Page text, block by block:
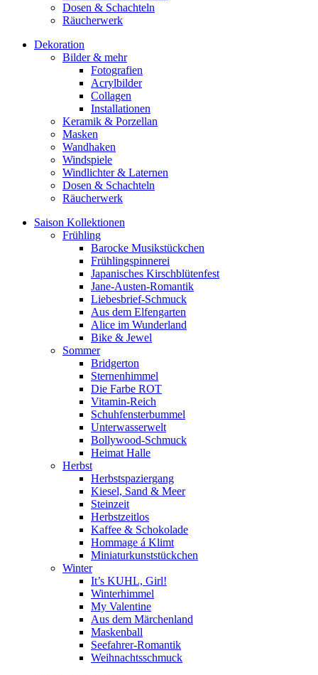
Dosen & Schachteln
Räucherwerk
Dekoration
Bilder & mehr
Fotografien
Acrylbilder
Collagen
Installationen
Keramik & Porzellan
Masken
Wandhaken
Windspiele
Windlichter & Laternen
Dosen & Schachteln
Räucherwerk
Saison Kollektionen
Frühling
Barocke Musikstückchen
Frühlingspinnerei
Japanisches Kirschblütenfest
Jane-Austen-Romantik
Liebesbrief-Schmuck
Aus dem Elfengarten
Alice im Wunderland
Bike & Jewel
Sommer
Bridgerton
Sternenhimmel
Die Farbe ROT
Vitamin-Reich
Schuhfensterbummel
Unterwasserwelt
Bollywood-Schmuck
Heimat Halle
Herbst
Herbstspaziergang
Kiesel, Sand & Meer
Steinzeit
Herbstzeitlos
Kaffee & Schokolade
Hommage á Klimt
Miniaturkunststückchen
Winter
It’s KUHL, Girl!
Winterhimmel
My Valentine
Aus dem Märchenland
Maskenball
Seefahrer-Romantik
Weihnachtsschmuck